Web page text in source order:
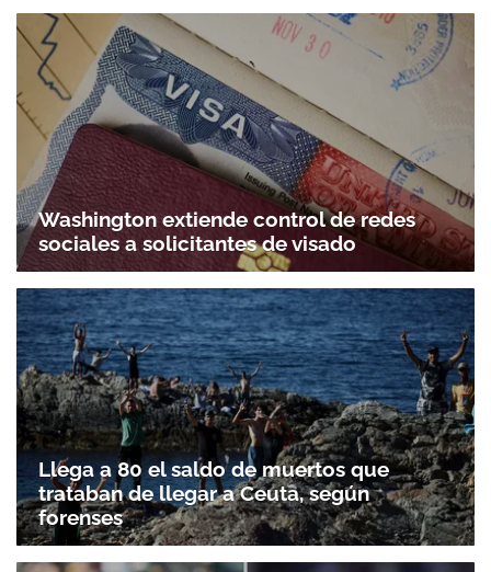
Washington extiende control de redes
sociales a solicitantes de visado
Llega a 80 el saldo de muertos que
trataban de llegar a Ceuta, según
forenses